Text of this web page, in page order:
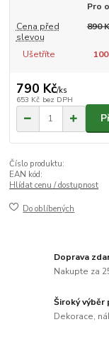
Pro
Cena před
slevou
890
Ušetříte
790 Kč/ks
653 Kč bez DPH
Číslo produktu:
EAN kód:
Hlídat cenu / dostupnost
Do oblíbených
Doprava
Nakupte za
Široký
Dekorace,